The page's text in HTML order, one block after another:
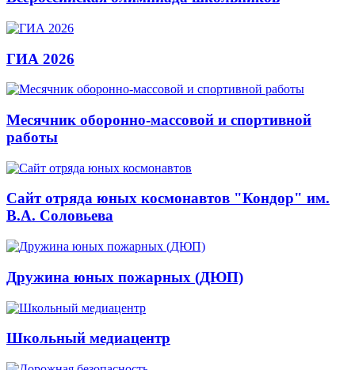
ГИА 2026
Месячник оборонно-массовой и спортивной
работы
Сайт отряда юных космонавтов "Кондор" им.
В.А. Соловьева
Дружина юных пожарных (ДЮП)
Школьный медиацентр